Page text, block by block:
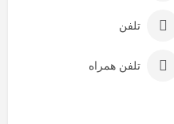
تلفن
تلفن همراه